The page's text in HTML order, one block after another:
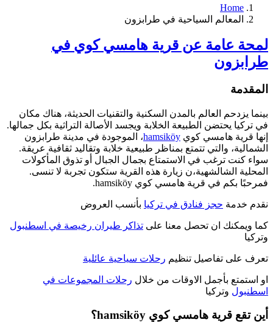
Home
المعالم السياحية في طرابزون
لمحة عامة عن قرية هامسي كوي في
طرابزون
المقدمة
بينما يزدحم العالم بالمدن السكنية والتقنيات الحديثة، هناك مكان
في تركيا يحتضن الطبيعة الخلابة ويجسد الأصالة التراثية بكل جمالها.
إنها قرية هامسي كوي hamsiköy، الموجودة في مدينة طرابزون
الشمالية، والتي تتمتع بمناظر طبيعية خلابة وتقاليد ثقافية عريقة.
سواء كنت ترغب في الاستمتاع بجمال الجبال أو تذوق المأكولات
المحلية الشالشهية،ن زيارة هذه القرية ستكون تجربة لا تنسى.
فمرحبًا بكم في قرية هامسي كوي hamsiköy.
نقدم خدمة حجز فنادق في تركيا بأنسب العروض
كما ويمكنك ان تحصل معنا على تذاكر طيران رخيصة في اسطنبول
وتركيا
تعرف على تفاصيل تنظيم رحلات سياحية عائلية
او استمتع بأجمل الاوقات من خلال رحلات المجموعات في
اسطنبول وتركيا
أين تقع قرية هامسي كوي hamsiköy؟